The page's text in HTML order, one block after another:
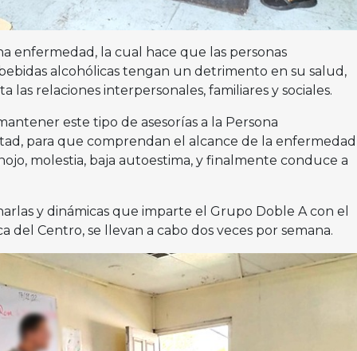
enfermedad, la cual hace que las personas
alcohólicas tengan un detrimento en su salud,
las relaciones interpersonales, familiares y sociales.
este tipo de asesorías a la Persona
para que comprendan el alcance de la enfermedad
molestia, baja autoestima, y finalmente conduce a
y dinámicas que imparte el Grupo Doble A con el
del Centro, se llevan a cabo dos veces por semana.